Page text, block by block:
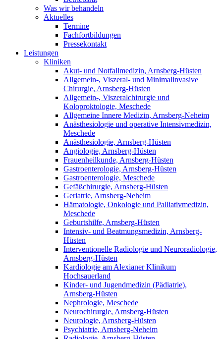
Was wir behandeln
Aktuelles
Termine
Fachfortbildungen
Pressekontakt
Leistungen
Kliniken
Akut- und Notfallmedizin, Arnsberg-Hüsten
Allgemein-, Viszeral- und Minimalinvasive
Chirurgie, Arnsberg-Hüsten
Allgemein-, Viszeralchirurgie und
Koloproktologie, Meschede
Allgemeine Innere Medizin, Arnsberg-Neheim
Anästhesiologie und operative Intensivmedizin,
Meschede
Anästhesiologie, Arnsberg-Hüsten
Angiologie, Arnsberg-Hüsten
Frauenheilkunde, Arnsberg-Hüsten
Gastroenterologie, Arnsberg-Hüsten
Gastroenterologie, Meschede
Gefäßchirurgie, Arnsberg-Hüsten
Geriatrie, Arnsberg-Neheim
Hämatologie, Onkologie und Palliativmedizin,
Meschede
Geburtshilfe, Arnsberg-Hüsten
Intensiv- und Beatmungsmedizin, Arnsberg-
Hüsten
Interventionelle Radiologie und Neuroradiologie,
Arnsberg-Hüsten
Kardiologie am Alexianer Klinikum
Hochsauerland
Kinder- und Jugendmedizin (Pädiatrie),
Arnsberg-Hüsten
Nephrologie, Meschede
Neurochirurgie, Arnsberg-Hüsten
Neurologie, Arnsberg-Hüsten
Psychiatrie, Arnsberg-Neheim